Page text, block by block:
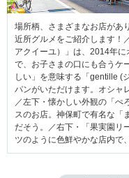
場所柄、さまざまなお店があ
近所グルメをご紹介します！
アクイーユ）」は、2014年
で、お子さまの口にも合うケ
しい」を意味する「gentille (
パンがいただけます。オシャ
／左下・懐かしい外観の「ぺ
スのお店。神保町で有名な「
だそう。／右下・「果実園リ
ツのように色鮮やかな店内で